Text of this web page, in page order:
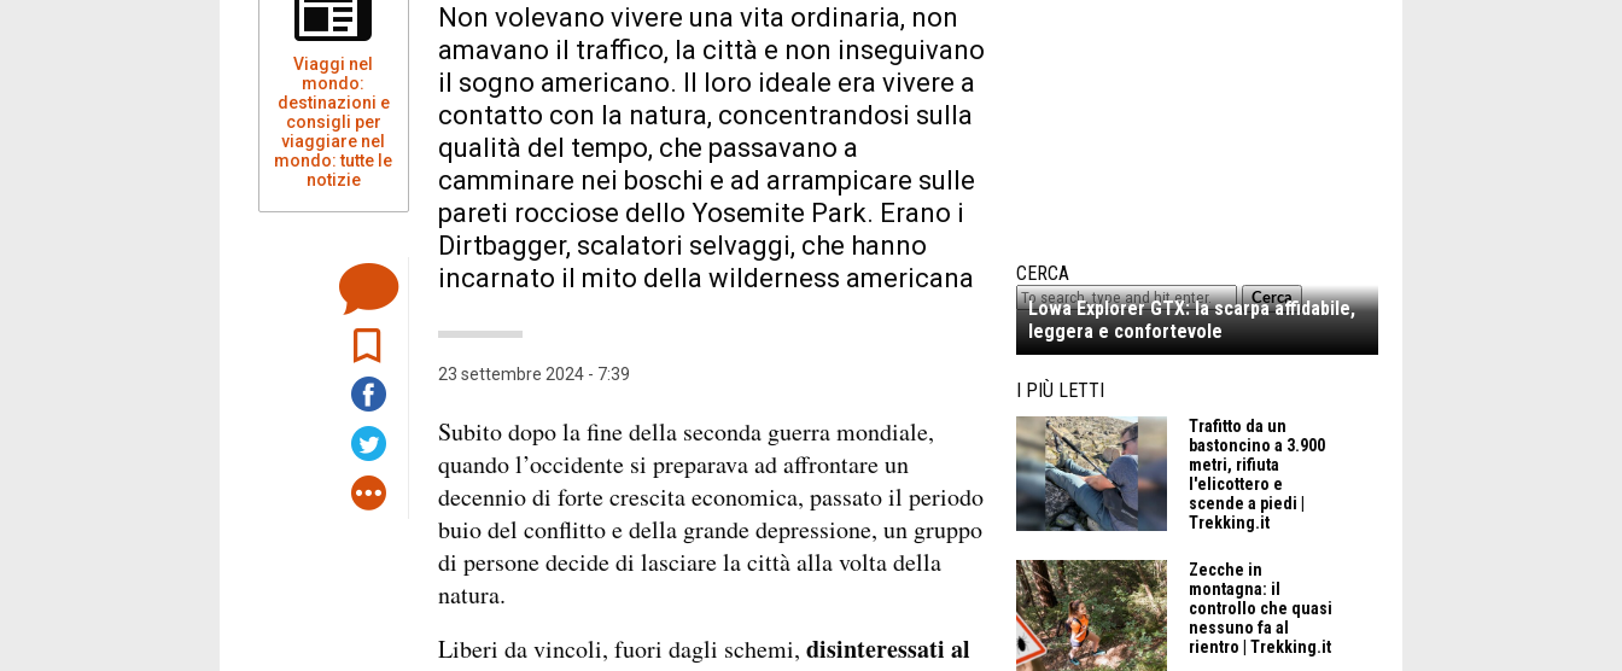
Viaggi nel
mondo:
destinazioni e
consigli per
viaggiare nel
mondo: tutte le
notizie
Non volevano vivere una vita ordinaria, non
amavano il traffico, la città e non inseguivano
il sogno americano. Il loro ideale era vivere a
contatto con la natura, concentrandosi sulla
qualità del tempo, che passavano a
camminare nei boschi e ad arrampicare sulle
pareti rocciose dello Yosemite Park. Erano i
Dirtbagger, scalatori selvaggi, che hanno
incarnato il mito della wilderness americana
23 settembre 2024 - 7:39
Subito dopo la fine della seconda guerra mondiale,
quando l’occidente si preparava ad affrontare un
decennio di forte crescita economica, passato il periodo
buio del conflitto e della grande depressione, un gruppo
di persone decide di lasciare la città alla volta della
natura.
Liberi da vincoli, fuori dagli schemi, disinteressati al
CERCA
Cerca
Lowa Explorer GTX: la scarpa affidabile,
leggera e confortevole
I PIÙ LETTI
Trafitto da un
bastoncino a 3.900
metri, rifiuta
l'elicottero e
scende a piedi |
Trekking.it
Zecche in
montagna: il
controllo che quasi
nessuno fa al
rientro | Trekking.it